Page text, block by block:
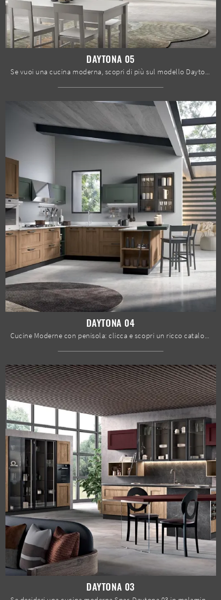
DAYTONA 05
Se vuoi una cucina moderna, scopri di più sul modello Daytona 05 Spar.
DAYTONA 04
Cucine Moderne con penisola: clicca e scopri un ricco catalogo di soluzioni dell'azienda Spar, tra cui il modello Daytona 04.
DAYTONA 03